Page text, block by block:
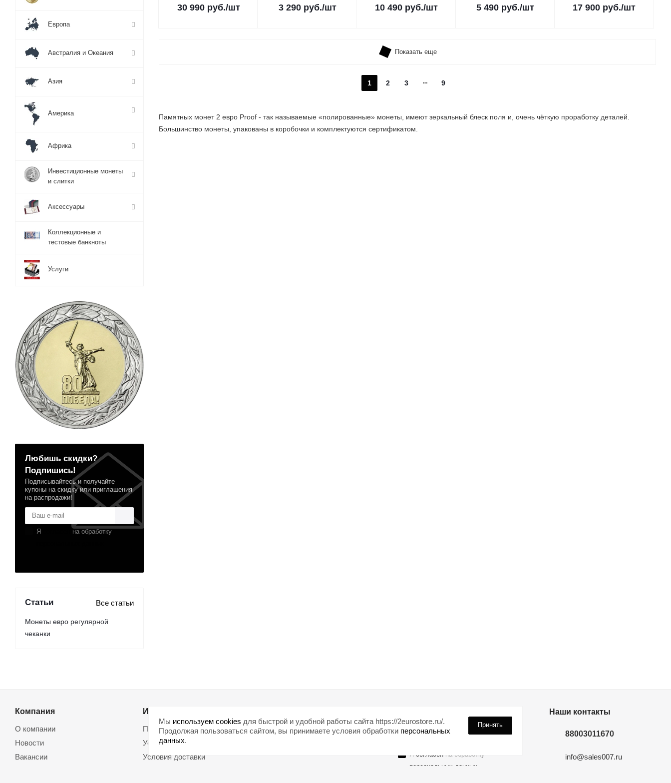
30 990руб./шт 3 290руб./шт 10 490руб./шт 5 490 руб./шт 17 900 руб./шт
Показать еще
1 2 3 9
Памятных монет 2 евро Proof - так называемые «полированные» монеты, имеют зеркальный блеск поля и, очень чёткую проработку деталей.
Большинство монеты, упакованы в коробочки и комплектуются сертификатом.
Европа
Австралия и Океания
Азия
Америка
Африка
Инвестиционные монеты
и слитки
Аксессуары
Коллекционные и
тестовые банкноты
Услуги
Любишь скидки?
Подпишись!
Подписывайтесь и получайте
купоны на скидку или приглашения
на распродажи!
Я
на обработку
Статьи Все статьи
Монеты евро регулярной
чеканки
Компания
О компании
Новости
Вакансии
Информация
Помощь
Условия оплаты
Условия доставки
Блог
Я согласенна обработку
персональных данных
Наши контакты
88003011670
info@sales007.ru
Мы используем cookies для быстрой и удобной работы сайта https://2eurostore.ru/.
Продолжая пользоваться сайтом, вы принимаете условия обработки персональных
данных.
Принять